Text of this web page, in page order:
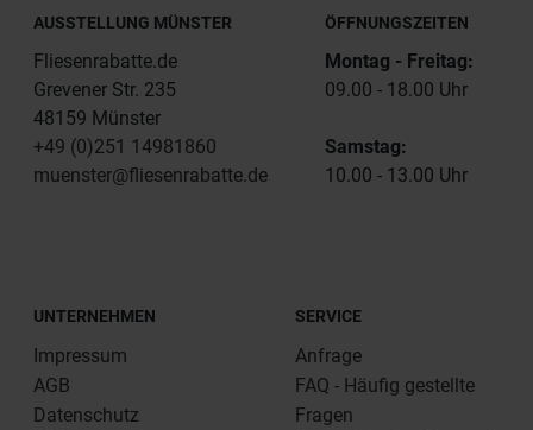
AUSSTELLUNG MÜNSTER
Fliesenrabatte.de
Grevener Str. 235
48159 Münster
+49 (0)251 14981860
muenster@fliesenrabatte.de
ÖFFNUNGSZEITEN
Montag - Freitag:
09.00 - 18.00 Uhr
Samstag:
10.00 - 13.00 Uhr
UNTERNEHMEN
Impressum
AGB
Datenschutz
SERVICE
Anfrage
FAQ - Häufig gestellte
Fragen